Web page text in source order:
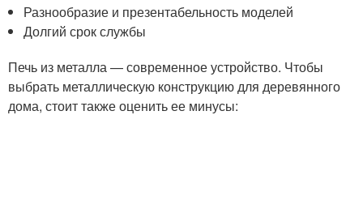
Разнообразие и презентабельность моделей
Долгий срок службы
Печь из металла — современное устройство. Чтобы
выбрать металлическую конструкцию для деревянного
дома, стоит также оценить ее минусы: